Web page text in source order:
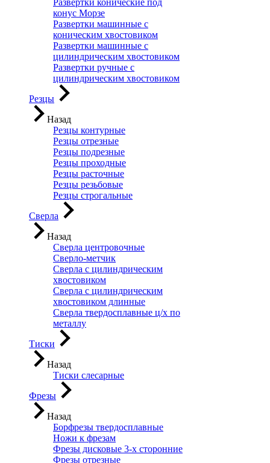
Развертки конические под
конус Морзе
Развертки машинные с
коническим хвостовиком
Развертки машинные с
цилиндрическим хвостовиком
Развертки ручные с
цилиндрическим хвостовиком
Резцы
Назад
Резцы контурные
Резцы отрезные
Резцы подрезные
Резцы проходные
Резцы расточные
Резцы резьбовые
Резцы строгальные
Сверла
Назад
Сверла центровочные
Сверло-метчик
Сверла с цилиндрическим
хвостовиком
Сверла с цилиндрическим
хвостовиком длинные
Сверла твердосплавные ц/х по
металлу
Тиски
Назад
Тиски слесарные
Фрезы
Назад
Борфрезы твердосплавные
Ножи к фрезам
Фрезы дисковые 3-х сторонние
Фрезы отрезные